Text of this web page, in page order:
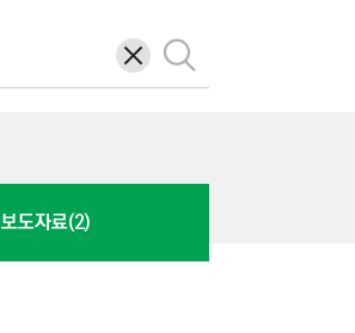
삭
제
검
색
보도자료(2)